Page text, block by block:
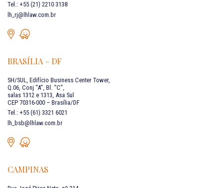
Tel.: +55 (21) 2210 3138
lh_rj@lhlaw.com.br
BRASÍLIA – DF
SH/SUL, Edifício Business Center Tower,
Q.06, Conj “A”, Bl. “C”,
salas 1312 e 1313, Asa Sul
CEP 70316-000 – Brasília/DF
Tel.: +55 (61) 3321 6021
lh_bsb@lhlaw.com.br
CAMPINAS